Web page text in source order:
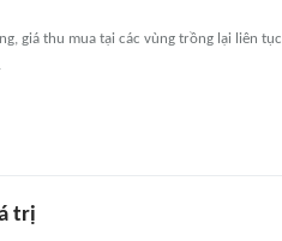
giá thu mua tại các vùng trồng lại liên tục
trị